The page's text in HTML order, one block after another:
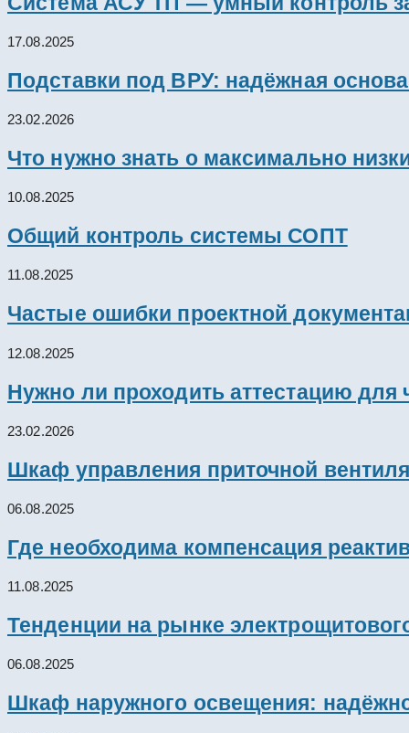
17.08.2025
Подставки под ВРУ: надёжная
23.02.2026
Что нужно знать о максимально
10.08.2025
Общий контроль системы СОПТ
11.08.2025
Частые ошибки проектной
12.08.2025
Нужно ли проходить аттестацию для
23.02.2026
Шкаф управления приточной
06.08.2025
Где необходима компенсация
11.08.2025
Тенденции на рынке
06.08.2025
Шкаф наружного освещения: